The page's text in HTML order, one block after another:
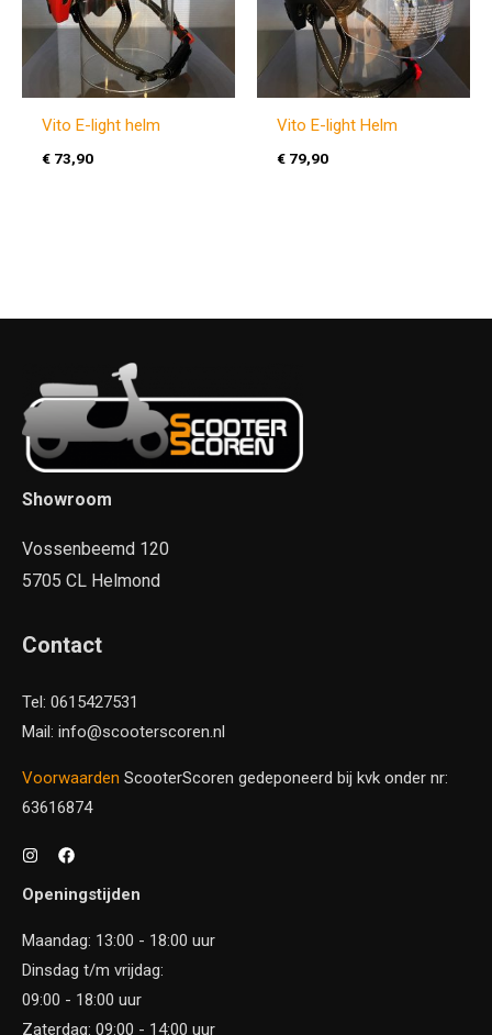
Vito E-light helm
€ 73,90
Vito E-light Helm
€ 79,90
Showroom
Vossenbeemd 120
5705 CL Helmond
Contact
Tel: 0615427531
Mail: info@scooterscoren.nl
Voorwaarden ScooterScoren gedeponeerd bij kvk onder nr:
63616874
Openingstijden
Maandag: 13:00 - 18:00 uur
Dinsdag t/m vrijdag:
09:00 - 18:00 uur
Zaterdag: 09:00 - 14:00 uur